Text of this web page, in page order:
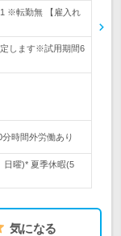
1 ※転勤無 【雇入れ
します※試用期間6
時間外労働あり
日曜)* 夏季休暇(5
気になる